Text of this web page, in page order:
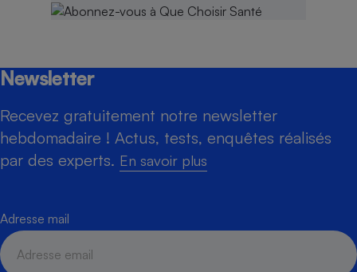
Newsletter
Recevez gratuitement notre newsletter
hebdomadaire ! Actus, tests, enquêtes réalisés
par des experts. En savoir plus
Adresse mail